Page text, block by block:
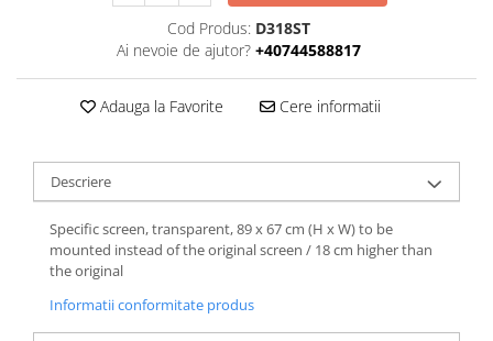
Cod Produs: D318ST
Ai nevoie de ajutor? +40744588817
Adauga la Favorite Cere informatii
Descriere
Specific screen, transparent, 89 x 67 cm (H x W) to be
mounted instead of the original screen / 18 cm higher than
the original
Informatii conformitate produs